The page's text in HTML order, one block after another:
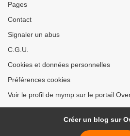
Pages
Contact
Signaler un abus
C.G.U.
Cookies et données personnelles
Préférences cookies
Voir le profil de mymp sur le portail
Créer un blog sur